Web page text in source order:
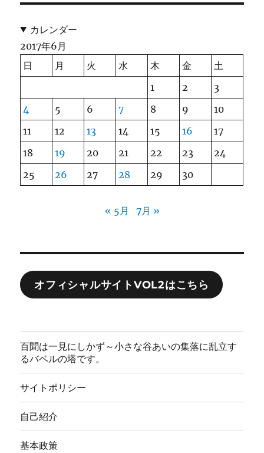
カレンダー
2017年6月
日
月 火 水 木 金
土
1
2
3
4
5 6 7 8 9
10
11
12 13 14 15 16
17
18
19 20 21 22 23
24
25
26 27 28 29 30
« 5月 7月 »
オフィシャルサイトVOL2はこちら
百聞は一見にしかず～小さな谷あいの集落に乱立す
るバベルの塔です。
サイトポリシー
自己紹介
基本政策